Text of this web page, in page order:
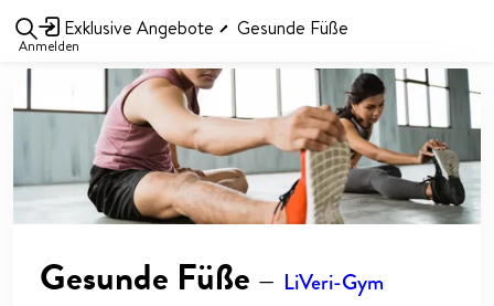
Anmelden
Exklusive Angebote Gesunde Füße
Gesunde Füße — LiVeri-Gym